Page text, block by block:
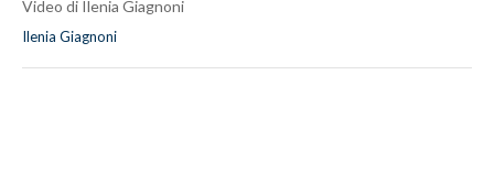
Video di Ilenia Giagnoni
Ilenia Giagnoni